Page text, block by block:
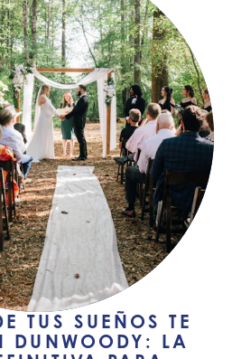
TUS SUEÑOS TE
DUNWOODY: LA